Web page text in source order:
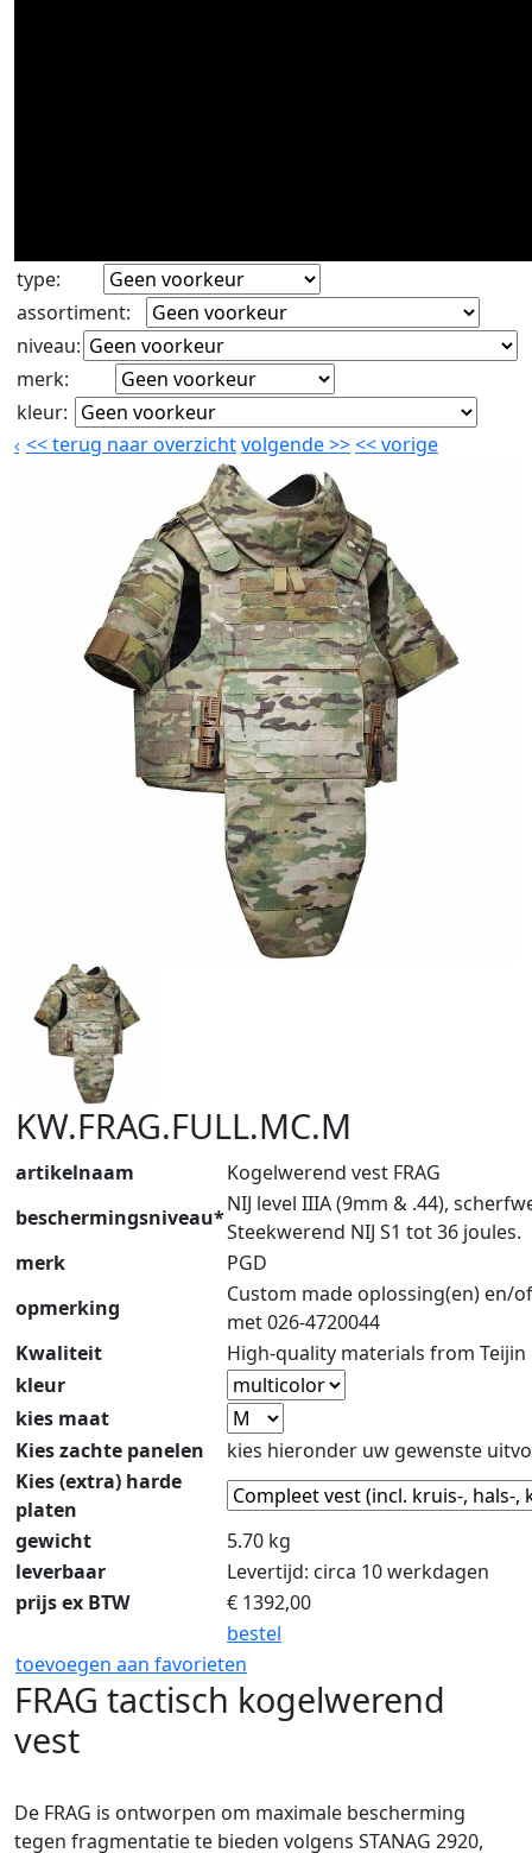
type:
assortiment:
niveau:
merk:
kleur:
<<terug naar overzichtvolgende>><<vorige
KW.FRAG.FULL.MC.M
artikelnaam
Kogelwerend vest FRAG
beschermingsniveau*
NIJ level IIIA (9mm & .44),
Steekwerend NIJ S1 tot 36 joules.
merk
PGD
opmerking
Custom made oplossing(en) en/
met 026-4720044
Kwaliteit
High-quality materials from Teijin
kleur
kies maat
Kies zachte panelen
kies hieronder uw gewenste
Kies (extra) harde
platen
gewicht
5.70 kg
leverbaar
Levertijd: circa 10 werkdagen
prijs ex BTW
€ 1392,00
bestel
toevoegen aan favorieten
FRAG tactisch kogelwerend
vest
De FRAG is ontworpen om maximale bescherming
tegen fragmentatie te bieden volgens STANAG 2920,